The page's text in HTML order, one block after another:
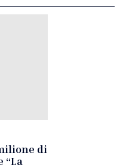
di
“La